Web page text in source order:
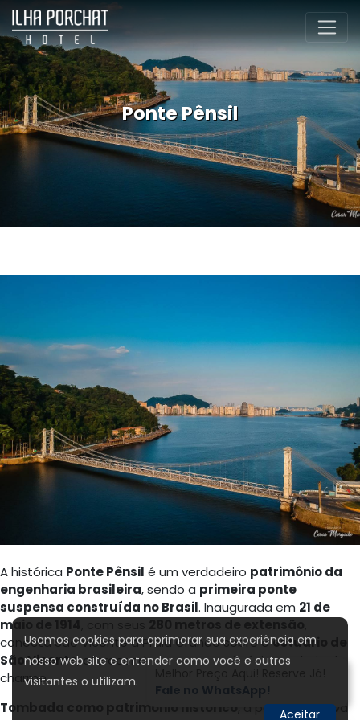
Ponte Pênsil
A histórica Ponte Pênsil é um verdadeiro patrimônio da
engenharia brasileira, sendo a primeira ponte
suspensa construída no Brasil. Inaugurada em 21 de
maio de 1914
conecta São Vicente à Praia Grande sobre oestuário de
São Vicente, oferecendo uma travessia única e cheia de
charme.
Tombada como patrimônio histórico
, a ponte preserva
Usamos cookies para aprimorar sua experiência em
nosso web site e entender como você e outros
visitantes o utilizam.
Aceitar
Fale no WhatsApp!